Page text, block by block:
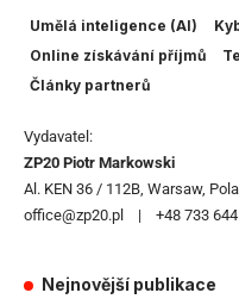
Umělá inteligence (AI)
Online získávání příjmů
Články partnerů
Vydavatel:
ZP20 Piotr Markowski
Al. KEN 36 / 112B, Warsaw,
office@zp20.pl | +48 733 644
Nejnovější publikace